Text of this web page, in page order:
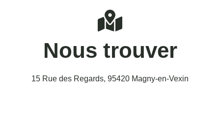
Nous trouver
15 Rue des Regards, 95420 Magny-en-Vexin